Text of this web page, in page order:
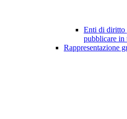
Enti di diritto
pubblicare in
Rappresentazione